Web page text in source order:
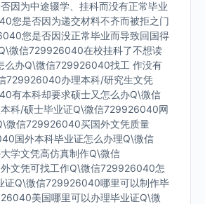
因为中途辍学、挂科而没有正常毕业
您是否因为递交材料不齐而被拒之门
您是否因没正常毕业而导致回国得
微信729926040在校挂科了不想读
么办Q\微信729926040找工 作没有
729926040办理本科/研究生文凭
有本科却要求硕士又怎么办Q\微信
科/硕士毕业证Q\微信729926040网
微信729926040买国外文凭质量
国外本科毕业证怎么办理Q\微信
学文凭高仿真制作Q\微信
文凭可找工作Q\微信729926040怎
证Q\微信729926040哪里可以制作毕
美国哪里可以办理毕业证Q\微